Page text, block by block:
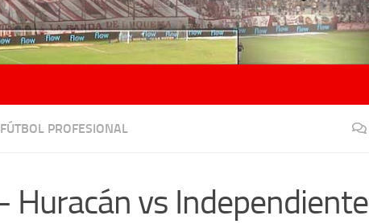
FÚTBOL PROFESIONAL
Huracán vs Independiente